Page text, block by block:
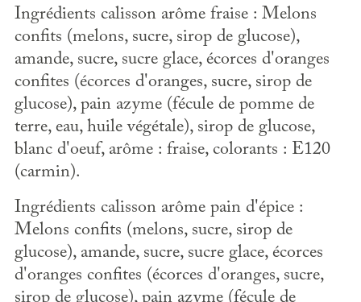
Ingrédients calisson arôme fraise : Melons
confits (melons, sucre, sirop de glucose),
amande, sucre, sucre glace, écorces d'oranges
confites (écorces d'oranges, sucre, sirop de
glucose), pain azyme (fécule de pomme de
terre, eau, huile végétale), sirop de glucose,
blanc d'oeuf, arôme : fraise, colorants : E120
(carmin).
Ingrédients calisson arôme pain d'épice :
Melons confits (melons, sucre, sirop de
glucose), amande, sucre, sucre glace, écorces
d'oranges confites (écorces d'oranges, sucre,